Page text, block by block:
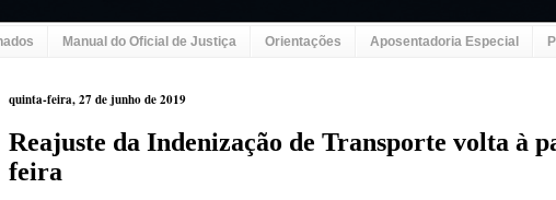
Manual do Oficial de Justiça Orientações Aposentadoria Especial
quinta-feira, 27 de junho de 2019
Reajuste da Indenização de Transporte volta à
feira